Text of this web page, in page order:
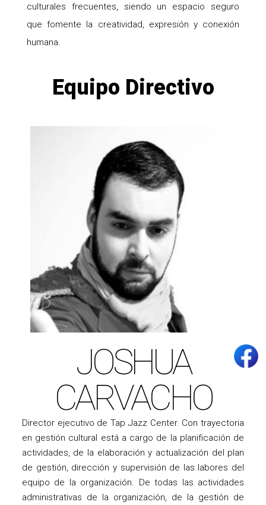
culturales frecuentes, siendo un espacio seguro
que fomente la creatividad, expresión y conexión
humana.
Equipo Directivo
JOSHUA
CARVACHO
Director ejecutivo de Tap Jazz Center. Con trayectoria
en gestión cultural está a cargo de la planificación de
actividades, de la elaboración y actualización del plan
de gestión, dirección y supervisión de las labores del
equipo de la organización. De todas las actividades
administrativas de la organización, de la gestión de